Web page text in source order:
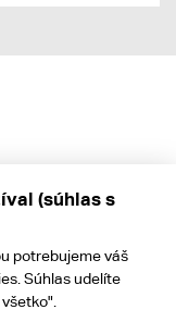
(súhlas s
potrebujeme váš
Súhlas udelíte